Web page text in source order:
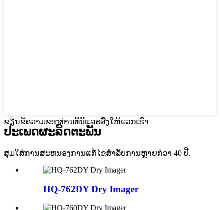
ຂຽນຂໍ້ຄວາມຂອງທ່ານທີ່ນີ້ແລະສົ່ງໃຫ້ພວກເຮົາ
ປະເພດຜະລິດຕະພັນ
ສຸມໃສ່ການສະຫນອງການແກ້ໄຂສໍາລັບການຫຼາຍກ່ວາ 40 ປີ.
HQ-762DY Dry ​​Imager